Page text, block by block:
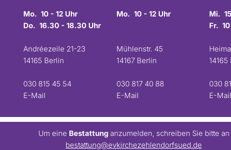
Mo. 10 - 12 Uhr
Do. 16.30 - 18.30 Uhr
Andréezeile 21-23
14165 Berlin
030 815 45 54
E-Mail
Mo. 10 - 12 Uhr
Mühlenstr. 45
14167 Berlin
030 817 40 88
E-Mail
Mi.
Fr.
030
E-Mail
Um eine Bestattunganzumelden, schreiben Sie bitte an
bestattung@evkirchezehlendorfsued.de